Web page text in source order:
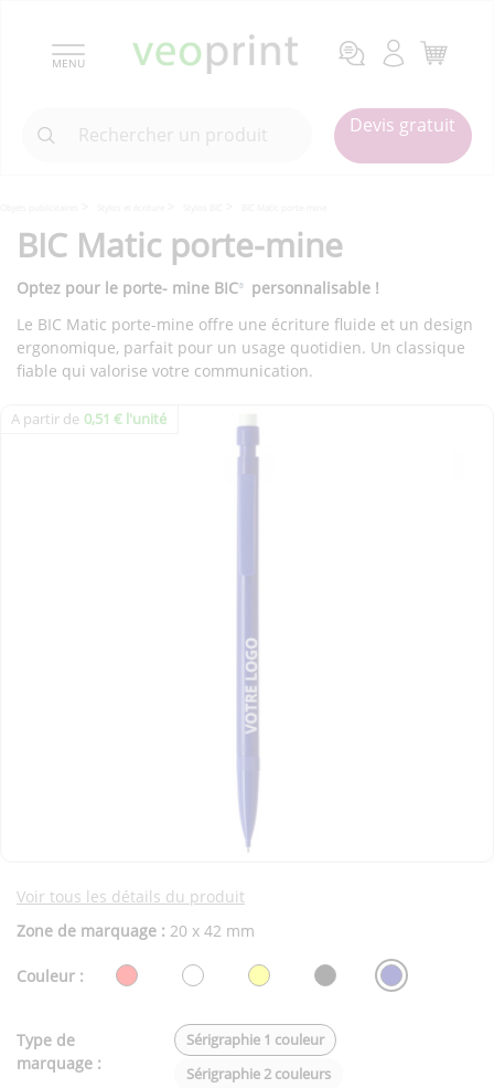
MENU
Devis gratuit
BIC Matic porte-mine
Optez pour le porte- mine BIC® personnalisable !
Le BIC Matic porte-mine offre une écriture fluide et un design
ergonomique, parfait pour un usage quotidien. Un classique
fiable qui valorise votre communication.
A partir de 0,51 € l'unité
Voir tous les détails du produit
Zone de marquage : 20 x 42 mm
Couleur :
Type de
marquage :
Sérigraphie 1 couleur
Sérigraphie 2 couleurs